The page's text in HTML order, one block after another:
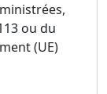
ou du
(UE)